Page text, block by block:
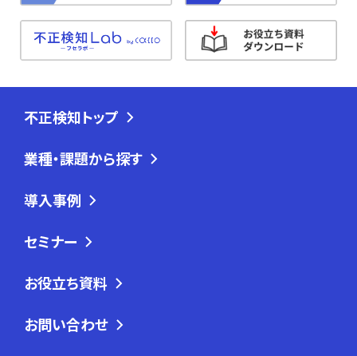
不正検知トップ
業種・課題から探す
導入事例
セミナー
お役立ち資料
お問い合わせ